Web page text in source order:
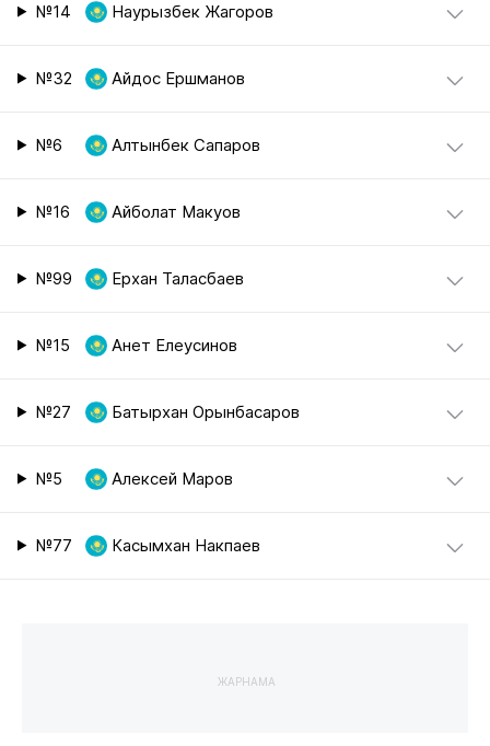
№14 Наурызбек Жагоров
№32 Айдос Ершманов
№6 Алтынбек Сапаров
№16 Айболат Макуов
№99 Ерхан Таласбаев
№15 Анет Елеусинов
№27 Батырхан Орынбасаров
№5 Алексей Маров
№77 Касымхан Накпаев
ЖАРНАМА